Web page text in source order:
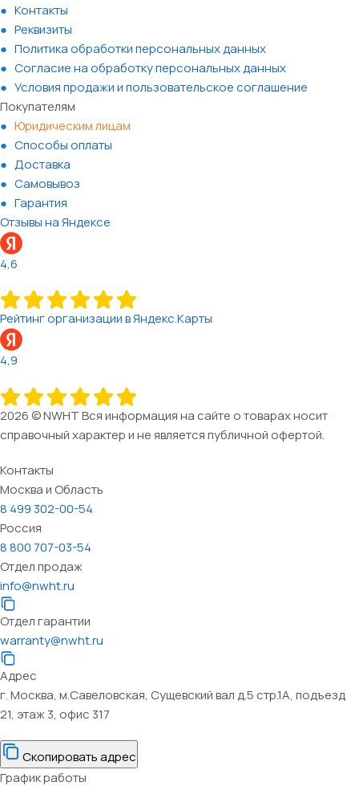
Контакты
Реквизиты
Политика обработки персональных данных
Согласие на обработку персональных данных
Условия продажи и пользовательское соглашение
Покупателям
Юридическим лицам
Способы оплаты
Доставка
Самовывоз
Гарантия
Отзывы на Яндексе
4,6
Рейтинг организации в Яндекс.Карты
4,9
2026 © NWHT Вся информация на сайте о товарах носит
справочный характер и не является публичной офертой.
Контакты
Москва и Область
8 499 302-00-54
Россия
8 800 707-03-54
Отдел продаж
info@nwht.ru
Отдел гарантии
warranty@nwht.ru
Адрес
г. Москва, м.Савеловская, Сущевский вал д.5 стр.1А, подъезд
21, этаж 3, офис 317
Скопировать адрес
График работы